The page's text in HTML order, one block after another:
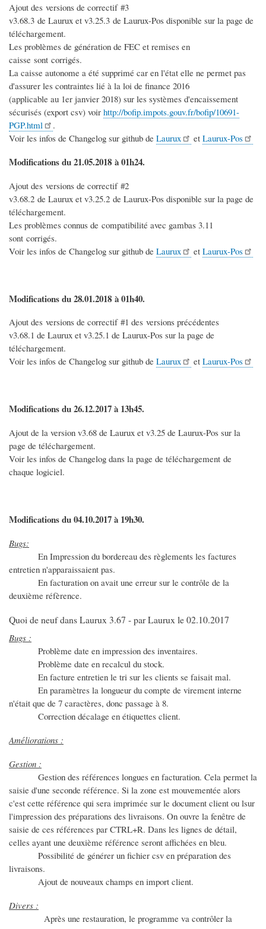
Ajout des versions de correctif #3
v3.68.3 de Laurux et v3.25.3 de Laurux-Pos disponible sur la page de
téléchargement.
Les problèmes de génération de FEC et remises en
caisse sont corrigés.
La caisse autonome a été supprimé car en l'état elle ne permet pas
d'assurer les contraintes lié à la loi de finance 2016
(applicable au 1er janvier 2018) sur les systèmes d'encaissement
sécurisés (export csv) voir http://bofip.impots.gouv.fr/bofip/10691-
PGP.html
.
Voir les infos de Changelog sur github de Laurux etLaurux-Pos
Modifications du 21.05.2018 à 01h24.
Ajout des versions de correctif #2
v3.68.2 de Laurux et v3.25.2 de Laurux-Pos disponible sur la page de
téléchargement.
Les problèmes connus de compatibilité avec gambas 3.11
sont corrigés.
Voir les infos de Changelog sur github de Laurux etLaurux-Pos
Modifications du 28.01.2018 à 01h40.
Ajout des versions de correctif #1 des versions précédentes
v3.68.1 de Laurux et v3.25.1 de Laurux-Pos sur la page de
téléchargement.
Voir les infos de Changelog sur github de Laurux etLaurux-Pos
Modifications du 26.12.2017 à 13h45.
Ajout de la version v3.68 de Laurux et v3.25 de Laurux-Pos sur la
page de téléchargement.
Voir les infos de Changelog dans la page de téléchargement de
chaque logiciel.
Modifications du 04.10.2017 à 19h30.
Bugs:
En Impression du bordereau des règlements les factures
entretien n'apparaissaient pas.
En facturation on avait une erreur sur le contrôle de la
deuxième réfèrence.
Quoi de neuf dans Laurux 3.67 - par Laurux le 02.10.2017
Bugs :
Problème date en impression des inventaires.
Problème date en recalcul du stock.
En facture entretien le tri sur les clients se faisait mal.
En paramètres la longueur du compte de virement interne
n'était que de 7 caractères, donc passage à 8.
Correction décalage en étiquettes client.
Améliorations :
Gestion :
Gestion des références longues en facturation. Cela permet la
saisie d'une seconde référence. Si la zone est mouvementée alors
c'est cette référence qui sera imprimée sur le document client ou lsur
l'impression des préparations des livraisons. On ouvre la fenêtre de
saisie de ces références par CTRL+R. Dans les lignes de détail,
celles ayant une deuxième référence seront affichées en bleu.
Possibilité de générer un fichier csv en préparation des
livraisons.
Ajout de nouveaux champs en import client.
Divers :
Après une restauration, le programme va contrôler la